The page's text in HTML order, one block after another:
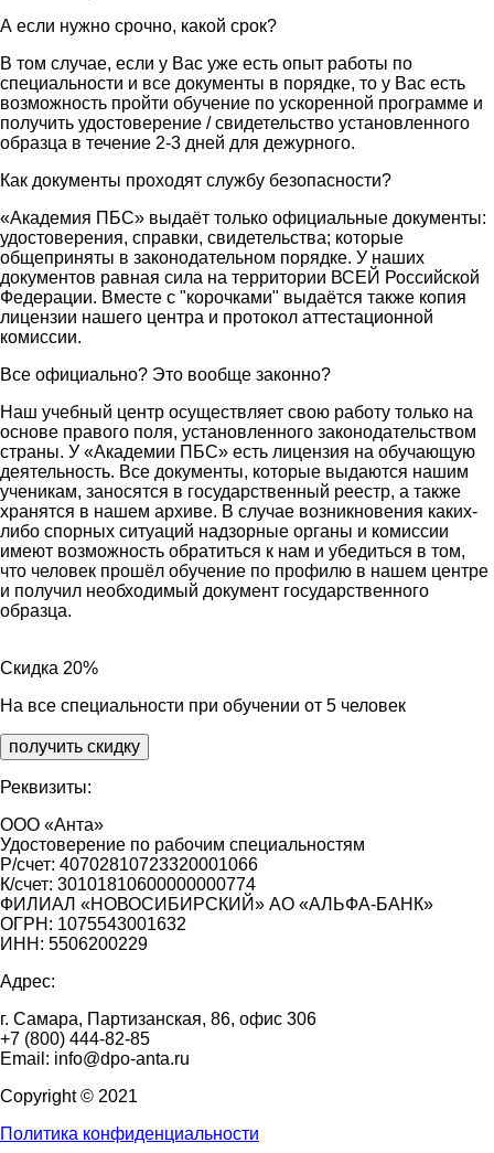
А если нужно срочно, какой срок?
В том случае, если у Вас уже есть опыт работы по
специальности и все документы в порядке, то у Вас есть
возможность пройти обучение по ускоренной программе и
получить удостоверение / свидетельство установленного
образца в течение 2-3 дней для дежурного.
Как документы проходят службу безопасности?
«Академия ПБС» выдаёт только официальные документы:
удостоверения, справки, свидетельства; которые
общеприняты в законодательном порядке. У наших
документов равная сила на территории ВСЕЙ Российской
Федерации. Вместе с "корочками" выдаётся также копия
лицензии нашего центра и протокол аттестационной
комиссии.
Все официально? Это вообще законно?
Наш учебный центр осуществляет свою работу только на
основе правого поля, установленного законодательством
страны. У «Академии ПБС» есть лицензия на обучающую
деятельность. Все документы, которые выдаются нашим
ученикам, заносятся в государственный реестр, а также
хранятся в нашем архиве. В случае возникновения каких-
либо спорных ситуаций надзорные органы и комиссии
имеют возможность обратиться к нам и убедиться в том,
что человек прошёл обучение по профилю в нашем центре
и получил необходимый документ государственного
образца.
Скидка 20%
На все специальности при обучении от 5 человек
получить скидку
Реквизиты:
ООО «Анта»
Удостоверение по рабочим специальностям
Р/счет: 40702810723320001066
К/счет: 30101810600000000774
ФИЛИАЛ «НОВОСИБИРСКИЙ» АО «АЛЬФА-БАНК»
ОГРН: 1075543001632
ИНН: 5506200229
Адрес:
г. Самара, Партизанская, 86, офис 306
+7 (800) 444-82-85
Email: info@dpo-anta.ru
Copyright © 2021
Политика конфиденциальности